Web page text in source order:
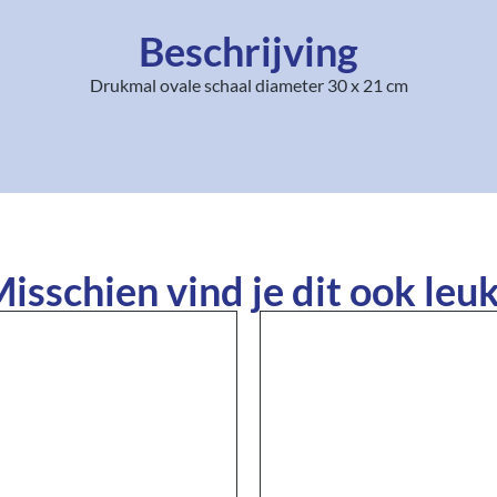
Beschrijving
Drukmal ovale schaal diameter 30 x 21 cm
vind je dit ook